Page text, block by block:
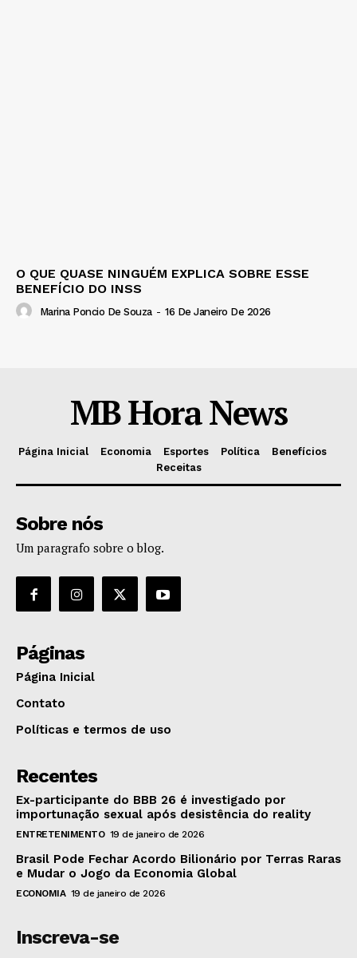
O QUE QUASE NINGUÉM EXPLICA SOBRE ESSE
BENEFÍCIO DO INSS
Marina Poncio De Souza - 16 De Janeiro De 2026
MB Hora News
Página Inicial Economia Esportes Política
Benefícios
Receitas
Sobre nós
Um paragrafo sobre o blog.
Páginas
Página Inicial
Contato
Políticas e termos de uso
Recentes
Ex-participante do BBB 26 é investigado por
importunação sexual após desistência do reality
ENTRETENIMENTO 19 de janeiro de 2026
Brasil Pode Fechar Acordo Bilionário por Terras Raras
e Mudar o Jogo da Economia Global
ECONOMIA 19 de janeiro de 2026
Inscreva-se